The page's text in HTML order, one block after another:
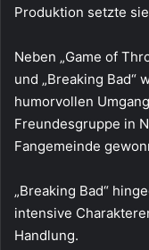
Produktion setzte
Neben „Game of
und „Breaking Bad“
humorvollen
Freundesgruppe in
Fangemeinde
„Breaking Bad“
intensive
Handlung.